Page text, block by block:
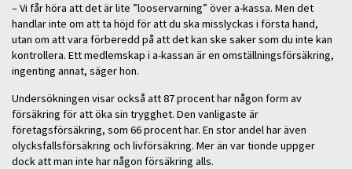
– Vi får höra att det är lite ”looservarning” över a-kassa. Men det
handlar inte om att ta höjd för att du ska misslyckas i första hand,
utan om att vara förberedd på att det kan ske saker som du inte kan
kontrollera. Ett medlemskap i a-kassan är en omställningsförsäkring,
ingenting annat, säger hon.
Undersökningen visar också att 87 procent har någon form av
försäkring för att öka sin trygghet. Den vanligaste är
företagsförsäkring, som 66 procent har. En stor andel har även
olycksfallsförsäkring och livförsäkring. Mer än var tionde uppger
dock att man inte har någon försäkring alls.